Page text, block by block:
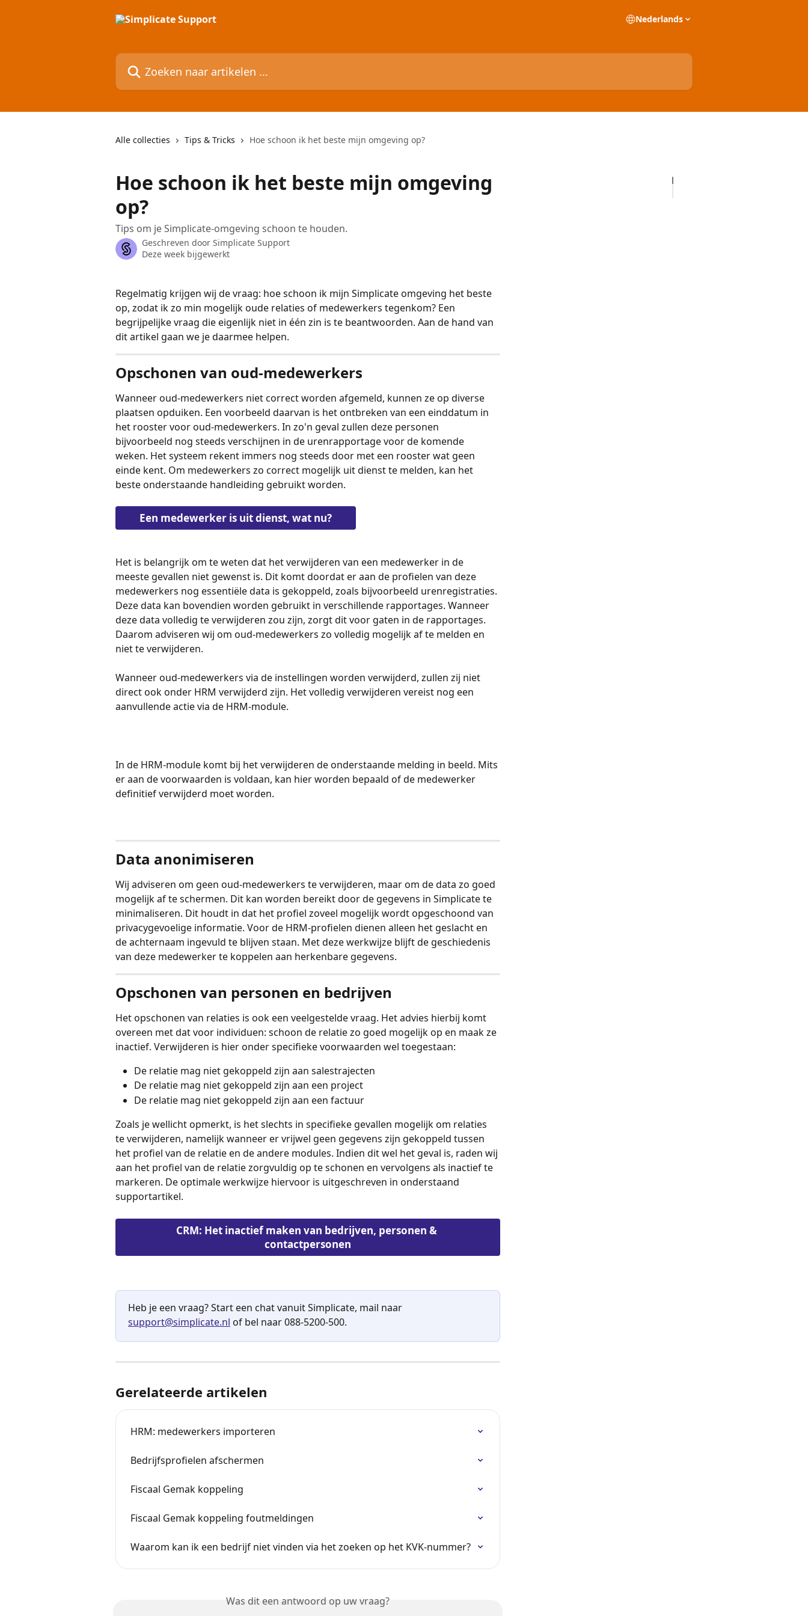
Nederlands
Zoeken naar artikelen ...
Alle collecties Tips & Tricks Hoe schoon ik het beste mijn omgeving op?
Hoe schoon ik het beste mijn omgeving
op?
Tips om je Simplicate-omgeving schoon te houden.
Geschreven door Simplicate Support
Deze week bijgewerkt
Regelmatig krijgen wij de vraag: hoe schoon ik mijn Simplicate omgeving het beste
op, zodat ik zo min mogelijk oude relaties of medewerkers tegenkom? Een
begrijpelijke vraag die eigenlijk niet in één zin is te beantwoorden. Aan de hand van
dit artikel gaan we je daarmee helpen.
Opschonen van oud-medewerkers
Wanneer oud-medewerkers niet correct worden afgemeld, kunnen ze op diverse
plaatsen opduiken. Een voorbeeld daarvan is het ontbreken van een einddatum in
het rooster voor oud-medewerkers. In zo'n geval zullen deze personen
bijvoorbeeld nog steeds verschijnen in de urenrapportage voor de komende
weken. Het systeem rekent immers nog steeds door met een rooster wat geen
einde kent. Om medewerkers zo correct mogelijk uit dienst te melden, kan het
beste onderstaande handleiding gebruikt worden.
Een medewerker is uit dienst, wat nu?
Het is belangrijk om te weten dat het verwijderen van een medewerker in de
meeste gevallen niet gewenst is. Dit komt doordat er aan de profielen van deze
medewerkers nog essentiële data is gekoppeld, zoals bijvoorbeeld urenregistraties.
Deze data kan bovendien worden gebruikt in verschillende rapportages. Wanneer
deze data volledig te verwijderen zou zijn, zorgt dit voor gaten in de rapportages.
Daarom adviseren wij om oud-medewerkers zo volledig mogelijk af te melden en
niet te verwijderen.
Wanneer oud-medewerkers via de instellingen worden verwijderd, zullen zij niet
direct ook onder HRM verwijderd zijn. Het volledig verwijderen vereist nog een
aanvullende actie via de HRM-module.
In de HRM-module komt bij het verwijderen de onderstaande melding in beeld. Mits
er aan de voorwaarden is voldaan, kan hier worden bepaald of de medewerker
definitief verwijderd moet worden.
Data anonimiseren
Wij adviseren om geen oud-medewerkers te verwijderen, maar om de data zo goed
mogelijk af te schermen. Dit kan worden bereikt door de gegevens in Simplicate te
minimaliseren. Dit houdt in dat het profiel zoveel mogelijk wordt opgeschoond van
privacygevoelige informatie. Voor de HRM-profielen dienen alleen het geslacht en
de achternaam ingevuld te blijven staan. Met deze werkwijze blijft de geschiedenis
van deze medewerker te koppelen aan herkenbare gegevens.
Opschonen van personen en bedrijven
Het opschonen van relaties is ook een veelgestelde vraag. Het advies hierbij komt
overeen met dat voor individuen: schoon de relatie zo goed mogelijk op en maak ze
inactief. Verwijderen is hier onder specifieke voorwaarden wel toegestaan:
De relatie mag niet gekoppeld zijn aan salestrajecten
De relatie mag niet gekoppeld zijn aan een project
De relatie mag niet gekoppeld zijn aan een factuur
Zoals je wellicht opmerkt, is het slechts in specifieke gevallen mogelijk om relaties
te verwijderen, namelijk wanneer er vrijwel geen gegevens zijn gekoppeld tussen
het profiel van de relatie en de andere modules. Indien dit wel het geval is, raden wij
aan het profiel van de relatie zorgvuldig op te schonen en vervolgens als inactief te
markeren. De optimale werkwijze hiervoor is uitgeschreven in onderstaand
supportartikel.
CRM: Het inactief maken van bedrijven, personen &
contactpersonen
Heb je een vraag? Start een chat vanuit Simplicate, mail naar
support@simplicate.nl of bel naar 088-5200-500.
Gerelateerde artikelen
HRM: medewerkers importeren
Bedrijfsprofielen afschermen
Fiscaal Gemak koppeling
Fiscaal Gemak koppeling foutmeldingen
Waarom kan ik een bedrijf niet vinden via het zoeken op het KVK-nummer?
Was dit een antwoord op uw vraag?